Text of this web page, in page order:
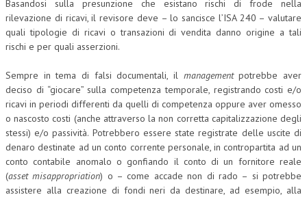
Basandosi sulla presunzione che esistano rischi di frode nella
rilevazione di ricavi, il revisore deve – lo sancisce l’ISA 240 – valutare
quali tipologie di ricavi o transazioni di vendita danno origine a tali
rischi e per quali asserzioni.
Sempre in tema di falsi documentali, il managementpotrebbe aver
deciso di “giocare” sulla competenza temporale, registrando costi e/o
ricavi in periodi differenti da quelli di competenza oppure aver omesso
o nascosto costi (anche attraverso la non corretta capitalizzazione degli
stessi) e/o passività. Potrebbero essere state registrate delle uscite di
denaro destinate ad un conto corrente personale, in contropartita ad un
conto contabile anomalo o gonfiando il conto di un fornitore reale
(asset misappropriation) o – come accade non di rado – si potrebbe
assistere alla creazione di fondi neri da destinare, ad esempio, alla